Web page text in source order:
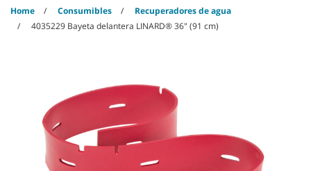
Home Consumibles
Recuperadores de agua
4035229 Bayeta delantera LINARD® 36" (91 cm)